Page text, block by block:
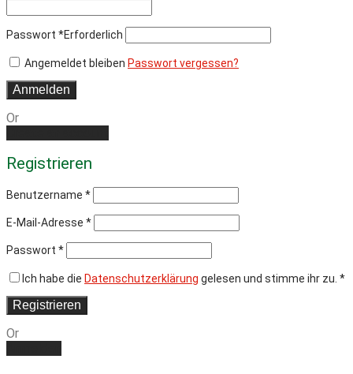
Passwort *Erforderlich
Angemeldet bleiben Passwort vergessen?
Anmelden
Or
Registrieren
Benutzername *
E-Mail-Adresse *
Passwort *
Ich habe die Datenschutzerklärung gelesen und stimme ihr zu. *
Registrieren
Or